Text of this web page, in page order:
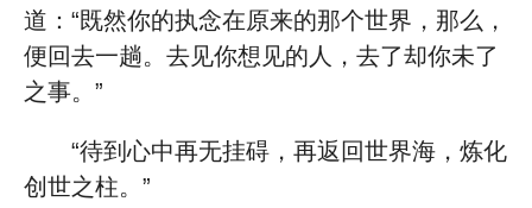
道：“既然你的执念在原来的那个世界，那么，
便回去一趟。去见你想见的人，去了却你未了
之事。”
“待到心中再无挂碍，再返回世界海，炼化
创世之柱。”